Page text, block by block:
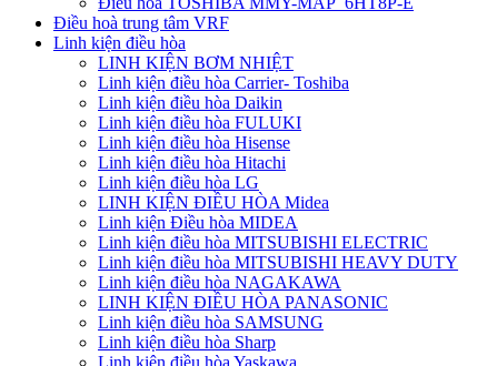
Điều hoà trung tâm VRF
Linh kiện điều hòa
LINH KIỆN BƠM NHIỆT
Linh kiện điều hòa Carrier- Toshiba
Linh kiện điều hòa Daikin
Linh kiện điều hòa FULUKI
Linh kiện điều hòa Hisense
Linh kiện điều hòa Hitachi
Linh kiện điều hòa LG
LINH KIỆN ĐIỀU HÒA Midea
Linh kiện Điều hòa MIDEA
Linh kiện điều hòa MITSUBISHI ELECTRIC
Linh kiện điều hòa MITSUBISHI HEAVY DUTY
Linh kiện điều hòa NAGAKAWA
LINH KIỆN ĐIỀU HÒA PANASONIC
Linh kiện điều hòa SAMSUNG
Linh kiện điều hòa Sharp
Linh kiện điều hòa Yaskawa